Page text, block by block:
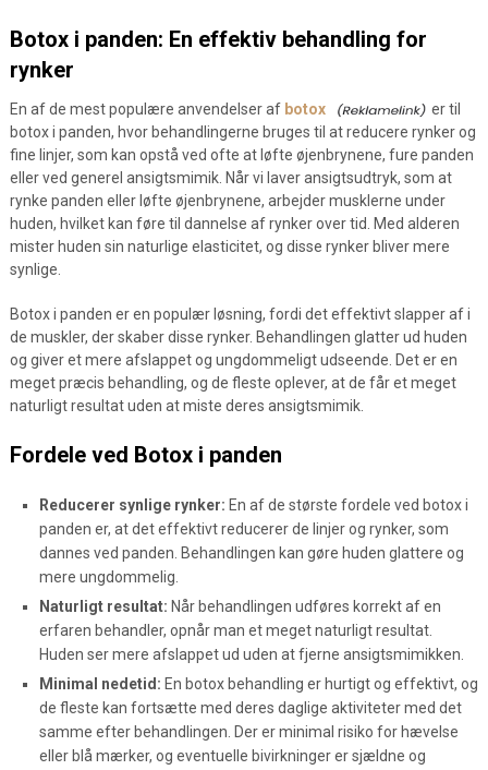
Botox i panden: En effektiv behandling for
rynker
En af de mest populære anvendelser af botox
er til
botox i panden, hvor behandlingerne bruges til at reducere rynker og
fine linjer, som kan opstå ved ofte at løfte øjenbrynene, fure panden
eller ved generel ansigtsmimik. Når vi laver ansigtsudtryk, som at
rynke panden eller løfte øjenbrynene, arbejder musklerne under
huden, hvilket kan føre til dannelse af rynker over tid. Med alderen
mister huden sin naturlige elasticitet, og disse rynker bliver mere
synlige.
Botox i panden er en populær løsning, fordi det effektivt slapper af i
de muskler, der skaber disse rynker. Behandlingen glatter ud huden
og giver et mere afslappet og ungdommeligt udseende. Det er en
meget præcis behandling, og de fleste oplever, at de får et meget
naturligt resultat uden at miste deres ansigtsmimik.
Fordele ved Botox i panden
Reducerer synlige rynker: En af de største fordele ved botox i
panden er, at det effektivt reducerer de linjer og rynker, som
dannes ved panden. Behandlingen kan gøre huden glattere og
mere ungdommelig.
Naturligt resultat: Når behandlingen udføres korrekt af en
erfaren behandler, opnår man et meget naturligt resultat.
Huden ser mere afslappet ud uden at fjerne ansigtsmimikken.
Minimal nedetid: En botox behandling er hurtigt og effektivt, og
de fleste kan fortsætte med deres daglige aktiviteter med det
samme efter behandlingen. Der er minimal risiko for hævelse
eller blå mærker, og eventuelle bivirkninger er sjældne og